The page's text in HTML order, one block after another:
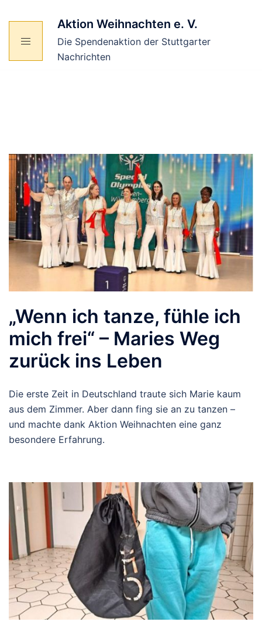
Inhalt
springen
Aktion Weihnachten e. V.
Die Spendenaktion der Stuttgarter
Nachrichten
„Wenn ich tanze, fühle ich
mich frei“ – Maries Weg
zurück ins Leben
Die erste Zeit in Deutschland traute sich Marie kaum
aus dem Zimmer. Aber dann fing sie an zu tanzen –
und machte dank Aktion Weihnachten eine ganz
besondere Erfahrung.